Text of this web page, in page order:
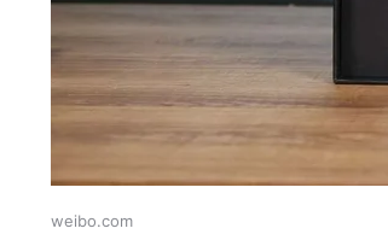
weibo.com